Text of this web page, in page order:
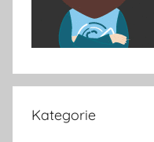
Kategorie